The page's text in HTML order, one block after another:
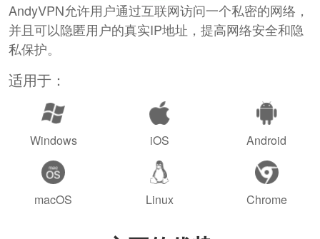
AndyVPN允许用户通过互联网访问一个私密的网络，
并且可以隐匿用户的真实IP地址，提高网络安全和隐
私保护。
适用于：
Windows iOS Android
macOS Linux Chrome